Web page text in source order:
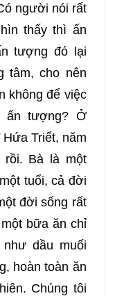
người nói rất
thấy thì ấn
tượng đó lại
tâm, cho nên
không để việc
ấn tượng? Ở
Triết, năm
rồi. Bà là một
tuổi, cả đời
đời sống rất
bữa ăn chỉ
dầu muối
hoàn toàn ăn
Chúng tôi